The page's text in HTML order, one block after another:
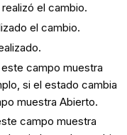
el cambio.
el cambio.
campo muestra
si el estado cambia
muestra Abierto.
campo muestra